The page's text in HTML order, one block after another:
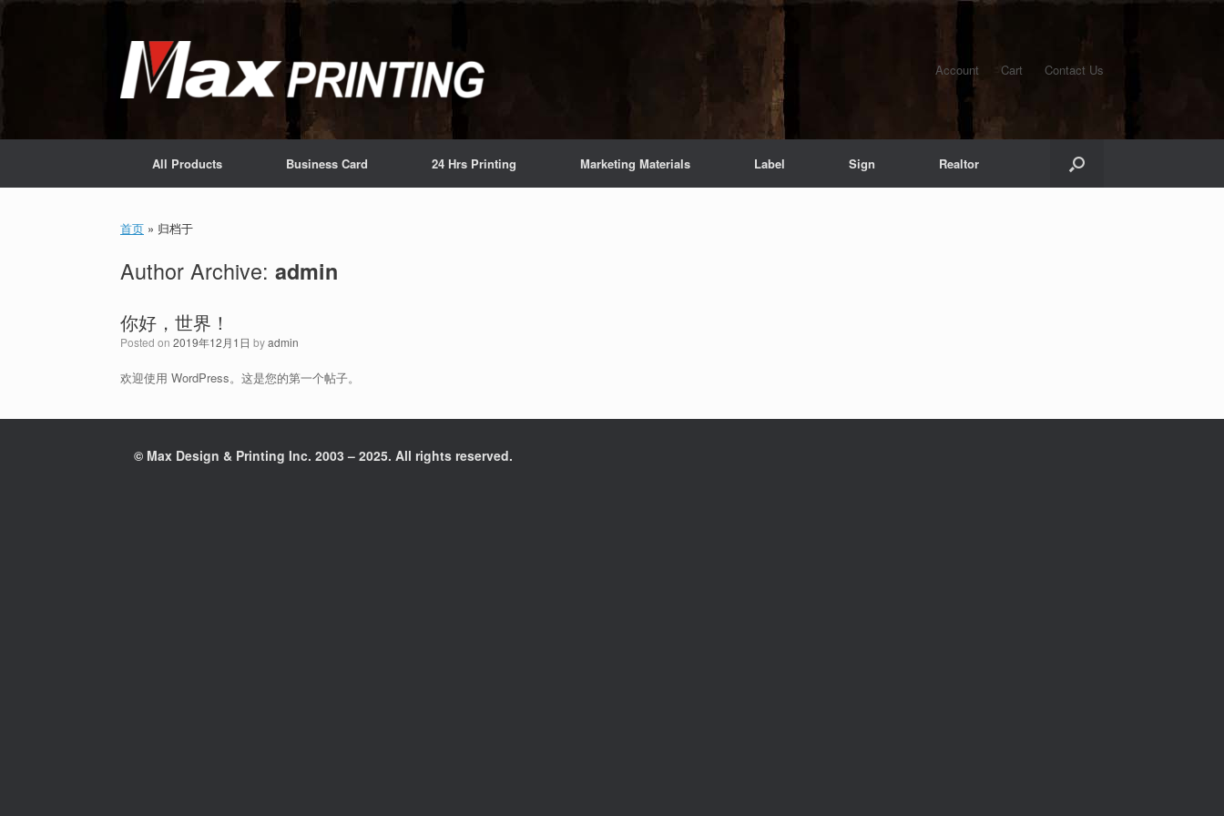
content
Account
Cart Contact Us
All Products Business Card 24 Hrs Printing Marketing Materials Label Sign Realtor
首页 » 归档于
Author Archive: admin
你好，世界！
Posted on 2019年12月1日 byadmin
欢迎使用 WordPress。这是您的第一个帖子。
© Max Design & Printing Inc. 2003 – 2025. All rights reserved.